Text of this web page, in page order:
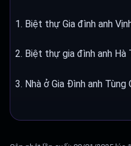
Biệt thự Gia đình anh
Biệt thự gia đình anh Hà
Nhà ở Gia Đình anh Tùng